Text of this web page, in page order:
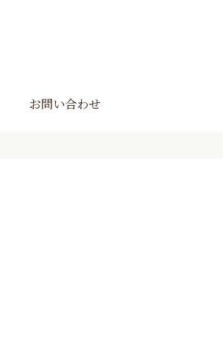
お問い合わせ